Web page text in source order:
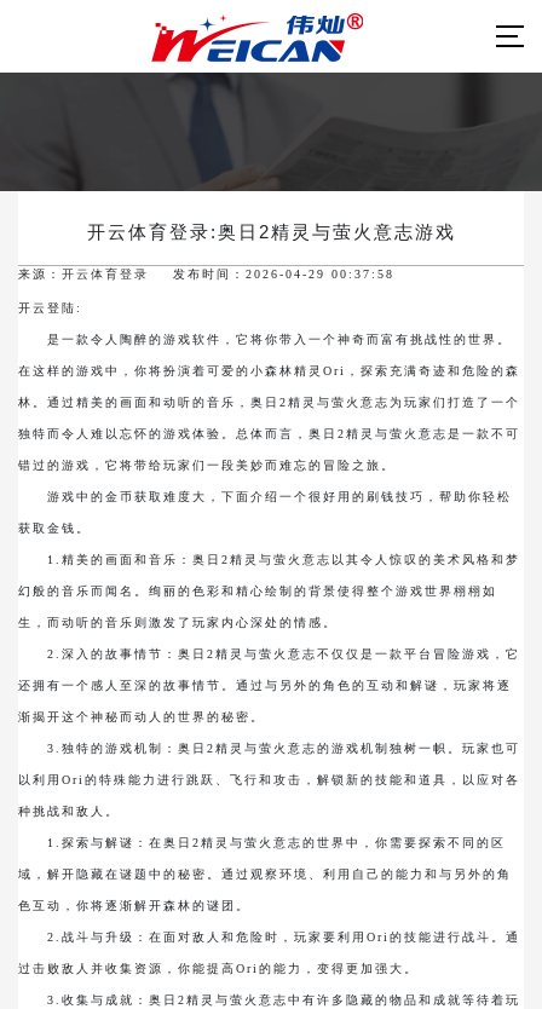
开云体育登录:奥日2精灵与萤火意志游戏
来源： 开云体育登录 发布时间：2026-04-29 00:37:58
开云登陆:
是一款令人陶醉的游戏软件，它将你带入一个神奇而富有挑战性的世界。
在这样的游戏中，你将扮演着可爱的小森林精灵Ori，探索充满奇迹和危险的森
林。通过精美的画面和动听的音乐，奥日2精灵与萤火意志为玩家们打造了一个
独特而令人难以忘怀的游戏体验。总体而言，奥日2精灵与萤火意志是一款不可
错过的游戏，它将带给玩家们一段美妙而难忘的冒险之旅。
游戏中的金币获取难度大，下面介绍一个很好用的刷钱技巧，帮助你轻松
获取金钱。
1.精美的画面和音乐：奥日2精灵与萤火意志以其令人惊叹的美术风格和梦
幻般的音乐而闻名。绚丽的色彩和精心绘制的背景使得整个游戏世界栩栩如
生，而动听的音乐则激发了玩家内心深处的情感。
2.深入的故事情节：奥日2精灵与萤火意志不仅仅是一款平台冒险游戏，它
还拥有一个感人至深的故事情节。通过与另外的角色的互动和解谜，玩家将逐
渐揭开这个神秘而动人的世界的秘密。
3.独特的游戏机制：奥日2精灵与萤火意志的游戏机制独树一帜。玩家也可
以利用Ori的特殊能力进行跳跃、飞行和攻击，解锁新的技能和道具，以应对各
种挑战和敌人。
1.探索与解谜：在奥日2精灵与萤火意志的世界中，你需要探索不同的区
域，解开隐藏在谜题中的秘密。通过观察环境、利用自己的能力和与另外的角
色互动，你将逐渐解开森林的谜团。
2.战斗与升级：在面对敌人和危险时，玩家要利用Ori的技能进行战斗。通
过击败敌人并收集资源，你能提高Ori的能力，变得更加强大。
3.收集与成就：奥日2精灵与萤火意志中有许多隐藏的物品和成就等待着玩